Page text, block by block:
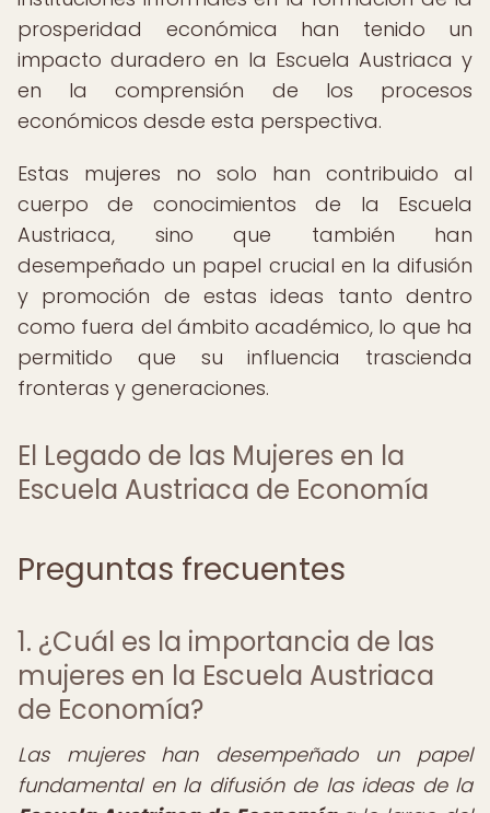
prosperidad económica han tenido un
impacto duradero en la Escuela Austriaca y
en la comprensión de los procesos
económicos desde esta perspectiva.
Estas mujeres no solo han contribuido al
cuerpo de conocimientos de la Escuela
Austriaca, sino que también han
desempeñado un papel crucial en la difusión
y promoción de estas ideas tanto dentro
como fuera del ámbito académico, lo que ha
permitido que su influencia trascienda
fronteras y generaciones.
El Legado de las Mujeres en la
Escuela Austriaca de Economía
Preguntas frecuentes
1. ¿Cuál es la importancia de las
mujeres en la Escuela Austriaca
de Economía?
Las mujeres han desempeñado un papel
fundamental en la difusión de las ideas de la